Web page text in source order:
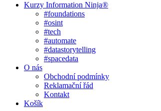
Kurzy Information Ninja®
#foundations
#osint
#tech
#automate
#datastorytelling
#spacedata
O nás
Obchodní podmínky
Reklamační řád
Kontakt
Košík